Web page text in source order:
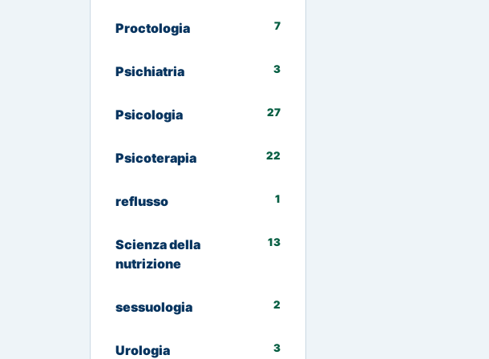
Proctologia 7
Psichiatria 3
Psicologia 27
Psicoterapia 22
reflusso 1
Scienza della
nutrizione
13
sessuologia 2
Urologia 3